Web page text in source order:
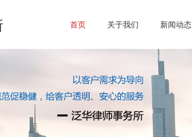
首页 关于我们 新闻动态